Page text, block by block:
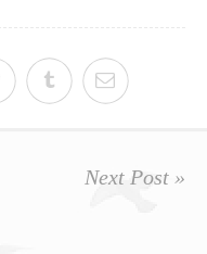
Next Post »